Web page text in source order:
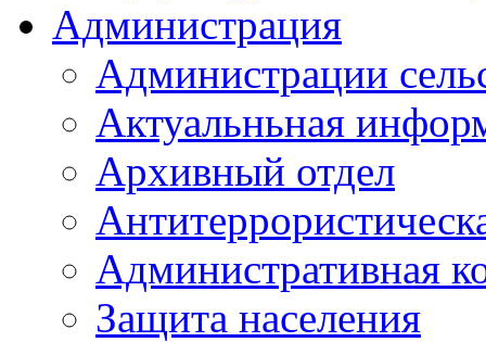
Администрация
Администрации
Актуальньная
Архивный отдел
Административная
Защита населения